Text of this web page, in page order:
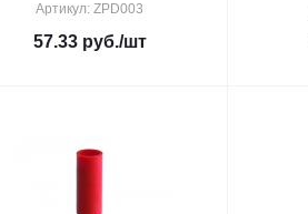
Артикул: ZPD003
57.33руб./шт